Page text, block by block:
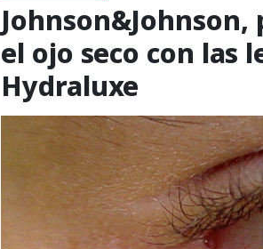
el ojo seco con las
Hydraluxe